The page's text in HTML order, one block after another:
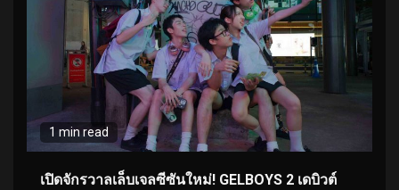
1 min read
เปิดจักรวาลเล็บเจลซีซันใหม่! GELBOYS 2 เดบิวต์